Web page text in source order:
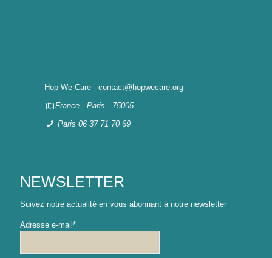
Hop We Care - contact@hopwecare.org
France - Paris - 75005
Paris 06 37 71 70 69
NEWSLETTER
Suivez notre actualité en vous abonnant à notre newsletter
Adresse e-mail*